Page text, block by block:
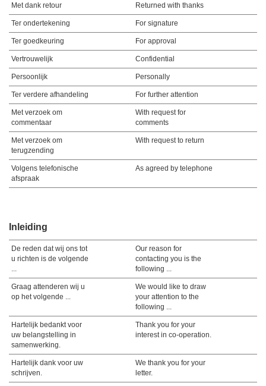
Met dank retour Returned with thanks
Ter ondertekening For signature
Ter goedkeuring For approval
Vertrouwelijk Confidential
Persoonlijk Personally
Ter verdere afhandeling For further attention
Met verzoek om
commentaar
With request for
comments
Met verzoek om
terugzending
With request to return
Volgens telefonische
afspraak
As agreed by telephone
Inleiding
De reden dat wij ons tot
u richten is de volgende
...
Our reason for
contacting you is the
following ...
Graag attenderen wij u
op het volgende ...
We would like to draw
your attention to the
following ...
Hartelijk bedankt voor
uw belangstelling in
samenwerking.
Thank you for your
interest in co-operation.
Hartelijk dank voor uw
schrijven.
We thank you for your
letter.